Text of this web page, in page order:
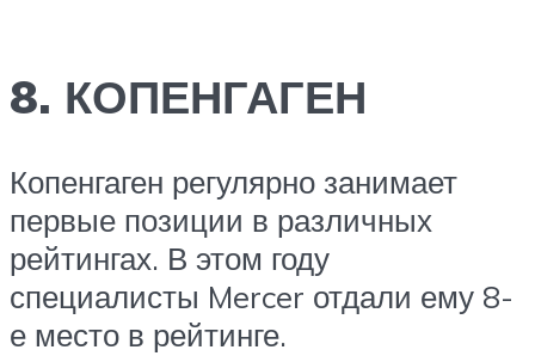
8. КОПЕНГАГЕН
Копенгаген регулярно занимает
первые позиции в различных
рейтингах. В этом году
специалисты Mercer отдали ему 8-
е место в рейтинге.